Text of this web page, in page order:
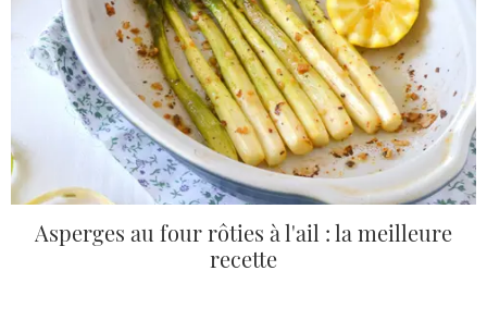
Asperges au four rôties à l'ail : la meilleure
recette